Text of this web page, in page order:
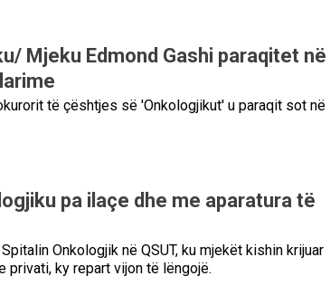
Mjeku Edmond Gashi paraqitet në
të çështjes së 'Onkologjikut' u paraqit sot në
pa ilaçe dhe me aparatura të
Onkologjik në QSUT, ku mjekët kishin krijuar
privati, ky repart vijon të lëngojë.